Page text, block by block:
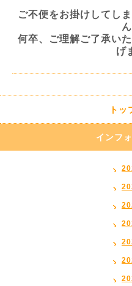
ご不便をお掛けしてし
何卒、ご理解ご了承い
げ
トッ
インフ